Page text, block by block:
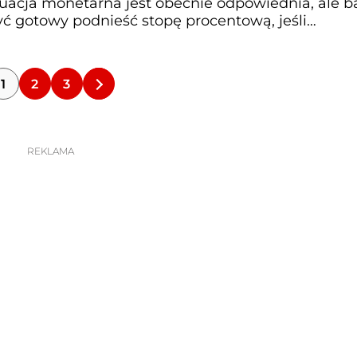
gotowy podnieść stopę procentową, jeśli
1 2 3
REKLAMA